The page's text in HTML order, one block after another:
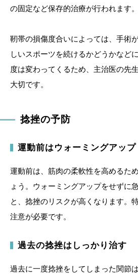
の固定など保存的治療が行われます。
靭帯の損傷度合いによっては、手術
しいスポーツを続けるかどうかなど
度は変わってくるため、主治医の先
大切です。
捻挫の予防
運動前はウォーミングアップ
運動前は、筋肉の柔軟性を高めるた
ょう。ウォーミングアップをせずに
と、捻挫のリスクが高くなります。
注意が必要です。
過去の捻挫はしっかり治す
過去に一度捻挫をしてしまった関節